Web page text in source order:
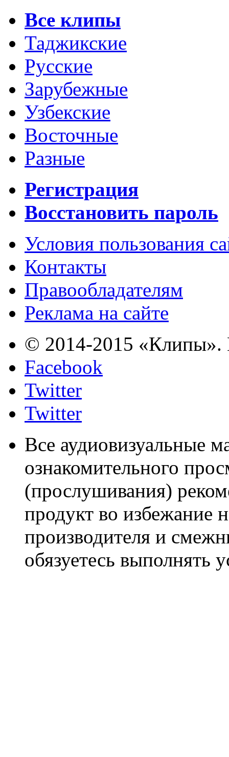
Все клипы
Таджикские
Русские
Зарубежные
Узбекские
Восточные
Разные
Регистрация
Восстановить пароль
Условия пользования
Контакты
Правообладателям
Реклама на сайте
© 2014-2015 «Клипы».
Facebook
Twitter
Twitter
Все аудиовизуальные
ознакомительного
(прослушивания)
продукт во избежание
производителя и
обязуетесь выполнять